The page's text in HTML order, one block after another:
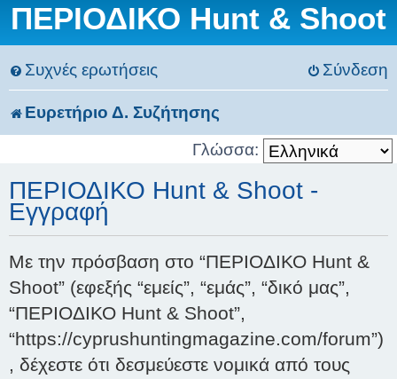
ΠΕΡΙΟΔΙΚΟ Hunt & Shoot
Συχνές ερωτήσεις Σύνδεση
Ευρετήριο Δ. Συζήτησης
Γλώσσα:
ΠΕΡΙΟΔΙΚΟ Hunt & Shoot -
Εγγραφή
Με την πρόσβαση στο “ΠΕΡΙΟΔΙΚΟ Hunt &
Shoot” (εφεξής “εμείς”, “εμάς”, “δικό μας”,
“ΠΕΡΙΟΔΙΚΟ Hunt & Shoot”,
“https://cyprushuntingmagazine.com/forum”)
, δέχεστε ότι δεσμεύεστε νομικά από τους